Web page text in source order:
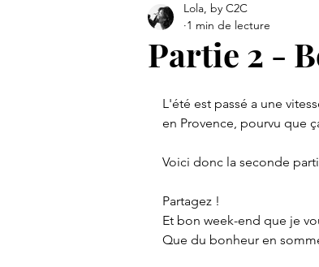
On Jardine ...
Partie 2 -
Lola, by C2C
1 min de lecture
L'été est passé a une
en Provence, pourvu que
Voici donc la seconde
Partagez !
Et bon week-end que je
Que du bonheur en